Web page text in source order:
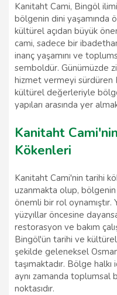
Kanitaht Cami, Bingöl
bölgenin dini yaşamında
kültürel açıdan büyük
cami, sadece bir
inanç yaşamını ve
semboldür. Günümüzde
hizmet vermeyi sürdüren
kültürel değerleriyle
yapıları arasında yer
Kanitaht
Kökenleri
Kanitaht Cami'nin tarihi
uzanmakta olup,
önemli bir rol oynamıştır.
yüzyıllar öncesine
restorasyon ve bakım
Bingöl'ün tarihi ve
şekilde geleneksel
taşımaktadır. Bölge
aynı zamanda toplumsal
noktasıdır.